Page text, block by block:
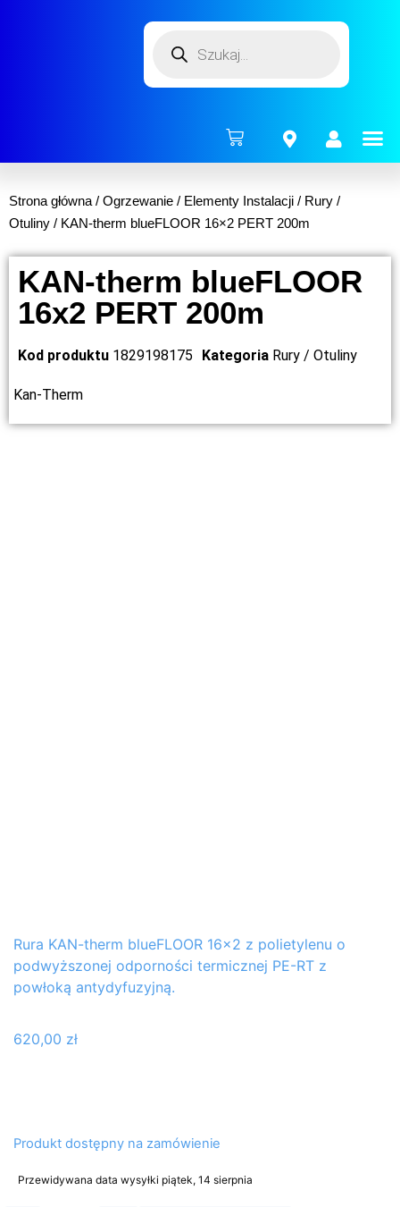
Strona główna / Ogrzewanie / Elementy Instalacji / Rury /
Otuliny / KAN-therm blueFLOOR 16×2 PERT 200m
KAN-therm blueFLOOR
16x2 PERT 200m
Kod produktu 1829198175 Kategoria Rury / Otuliny
Kan-Therm
Rura KAN-therm blueFLOOR 16×2 z polietylenu o
podwyższonej odporności termicznej PE-RT z
powłoką antydyfuzyjną.
620,00 zł
Produkt dostępny na zamówienie
Przewidywana data wysyłki piątek, 14 sierpnia